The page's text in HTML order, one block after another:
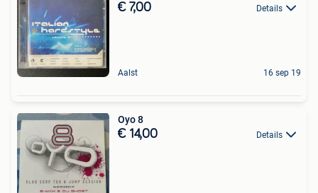
€ 7,00 Details
Aalst 16 sep 19
Oyo 8
€ 14,00 Details